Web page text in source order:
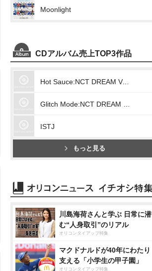
Moonlight
CDアルバム売上TOP3作品
Hot Sauce:NCT DREAM Vol.1
ISTJ
もっと見る
川島海荷さんと学ぶ 日常に潜
む“人身取引”のリアル
オリコンタイアップ特集
マクドナルドが40年にわたり
支える「小学生の甲子園」
オリコンタイアップ特集